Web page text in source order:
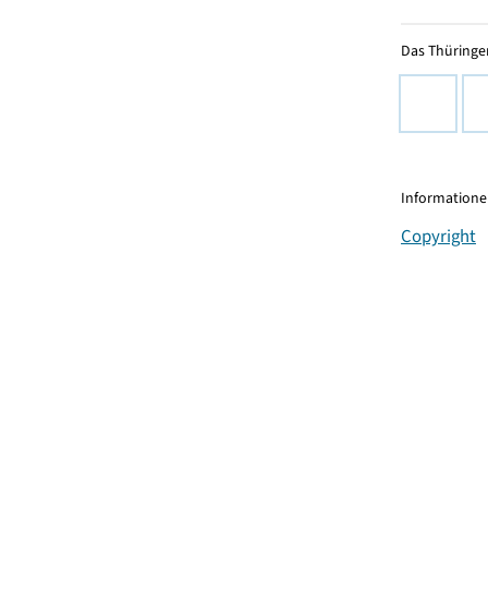
Das
Copyright